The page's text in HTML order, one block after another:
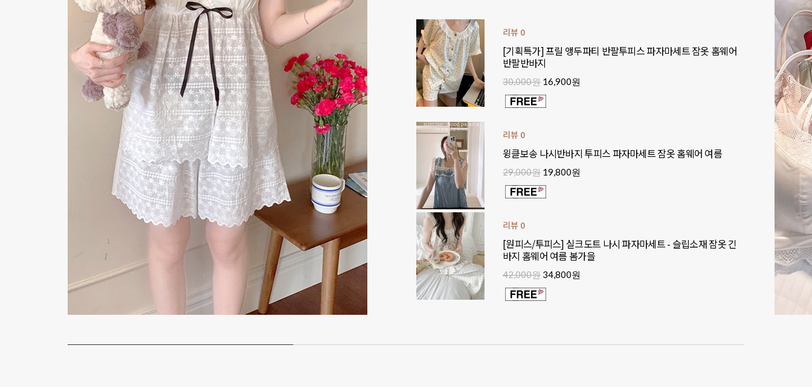
리뷰 0
[기획특가] 프릴 앵두파티 반팔투피스 파자마세트 잠옷 홈웨어
반팔반바지
30,000원 16,900원
리뷰 0
윙클보송 나시반바지 투피스 파자마세트 잠옷 홈웨어 여름
29,000원 19,800원
리뷰 0
[원피스/투피스] 실크도트 나시 파자마세트 - 슬립소재 잠옷 긴
바지 홈웨어 여름 봄가을
42,000원 34,800원